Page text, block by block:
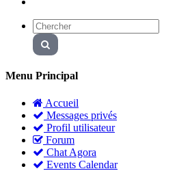
Menu Principal
Accueil
Messages privés
Profil utilisateur
Forum
Chat Agora
Events Calendar